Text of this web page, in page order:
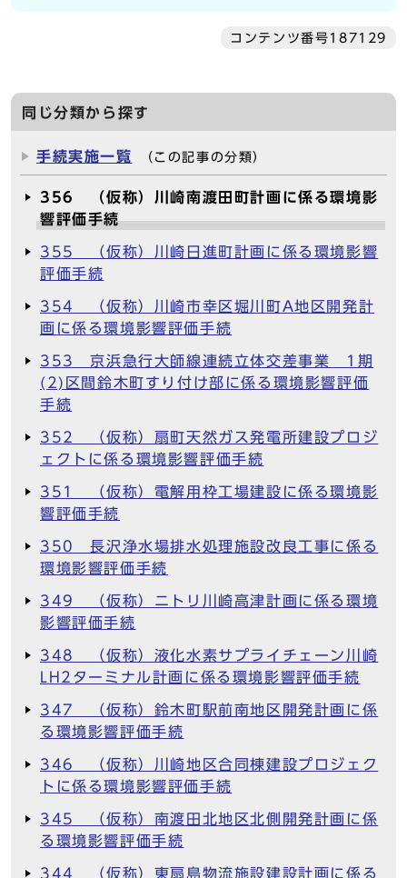
コンテンツ番号187129
同じ分類から探す
手続実施一覧 （この記事の分類）
356 （仮称）川崎南渡田町計画に係る環境影
響評価手続
355 （仮称）川崎日進町計画に係る環境影響
評価手続
354 （仮称）川崎市幸区堀川町A地区開発計
画に係る環境影響評価手続
353 京浜急行大師線連続立体交差事業 1期
(2)区間鈴木町すり付け部に係る環境影響評価
手続
352 （仮称）扇町天然ガス発電所建設プロジ
ェクトに係る環境影響評価手続
351 （仮称）電解用枠工場建設に係る環境影
響評価手続
350 長沢浄水場排水処理施設改良工事に係る
環境影響評価手続
349 （仮称）ニトリ川崎高津計画に係る環境
影響評価手続
348 （仮称）液化水素サプライチェーン川崎
LH2ターミナル計画に係る環境影響評価手続
347 （仮称）鈴木町駅前南地区開発計画に係
る環境影響評価手続
346 （仮称）川崎地区合同棟建設プロジェク
トに係る環境影響評価手続
345 （仮称）南渡田北地区北側開発計画に係
る環境影響評価手続
344 （仮称）東扇島物流施設建設計画に係る